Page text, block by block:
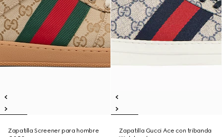
Zapatilla Screener para hombre
Zapatilla Gucci Ace con tribanda